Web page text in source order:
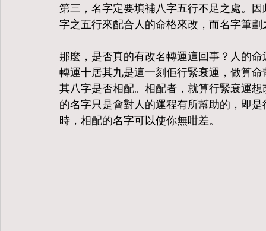
第三，名字定要填補八字五行不足之處。
字之五行來配合人的命格來改，而名字筆
那麼，是否真的有改名轉運這回事？人的
轉運十居其九是這一刻佢行緊衰運，做算
其八字是否相配。相配者，就算行緊衰運
的名字只是會對人的運程有所幫助的，即
時，相配的名字可以使你無咁差。